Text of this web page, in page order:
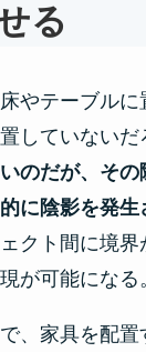
る
やテーブルに
していないだ
のだが、そ
に陰影を発生
クト間に境
が可能になる
、家具を配置